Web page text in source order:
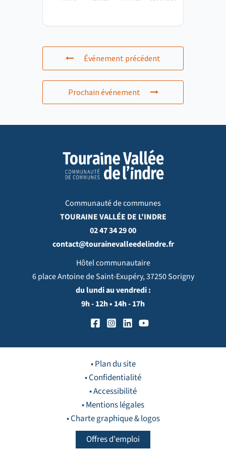
Événement précédent
Prochain événement
Communauté de communes
TOURAINE VALLÉE DE L'INDRE
02 47 34 29 00
contact@tourainevalleedelindre.fr
Hôtel communautaire
6 place Antoine de Saint-Exupéry, 37250 Sorigny
du lundi au vendredi :
9h - 12h • 14h - 17h
• Plan du site
• Confidentialité
• Accessibilité
• Mentions légales
• Charte graphique & logos
Offres d'emploi